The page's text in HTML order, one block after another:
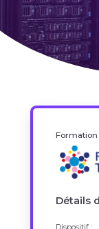
Formation
Détails
Dispositif :